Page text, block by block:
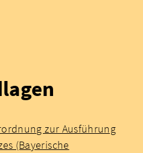
zur Ausführung
(Bayerische